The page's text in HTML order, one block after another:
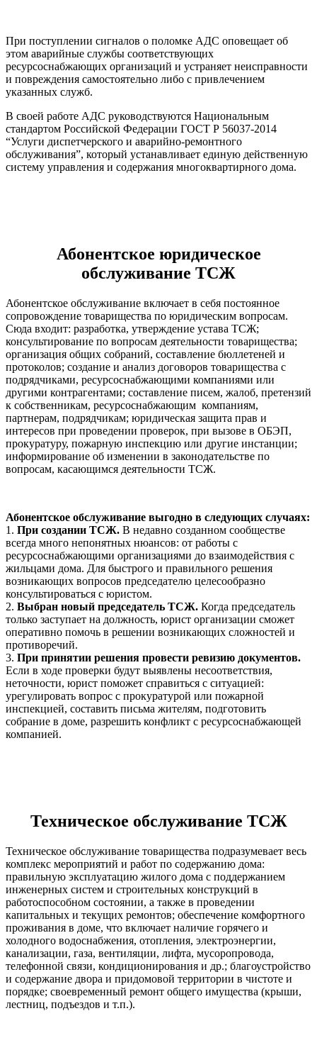
При поступлении сигналов о поломке АДС оповещает об
этом аварийные службы соответствующих
ресурсоснабжающих организаций и устраняет неисправности
и повреждения самостоятельно либо с привлечением
указанных служб.
В своей работе АДС руководствуются Национальным
стандартом Российской Федерации ГОСТ Р 56037-2014
“Услуги диспетчерского и аварийно-ремонтного
обслуживания”, который устанавливает единую действенную
систему управления и содержания многоквартирного дома.
Абонентское юридическое
обслуживание ТСЖ
Абонентское обслуживание включает в себя постоянное
сопровождение товарищества по юридическим вопросам.
Сюда входит: разработка, утверждение устава ТСЖ;
консультирование по вопросам деятельности товарищества;
организация общих собраний, составление бюллетеней и
протоколов; создание и анализ договоров товарищества с
подрядчиками, ресурсоснабжающими компаниями или
другими контрагентами; составление писем, жалоб, претензий
к собственникам, ресурсоснабжающим компаниям,
партнерам, подрядчикам; юридическая защита прав и
интересов при проведении проверок, при вызове в ОБЭП,
прокуратуру, пожарную инспекцию или другие инстанции;
информирование об изменении в законодательстве по
вопросам, касающимся деятельности ТСЖ.
Абонентское обслуживание выгодно в следующих случаях:
1. При создании ТСЖ. В недавно созданном сообществе
всегда много непонятных нюансов: от работы с
ресурсоснабжающими организациями до взаимодействия с
жильцами дома. Для быстрого и правильного решения
возникающих вопросов председателю целесообразно
консультироваться с юристом.
2. Выбран новый председатель ТСЖ. Когда председатель
только заступает на должность, юрист организации сможет
оперативно помочь в решении возникающих сложностей и
противоречий.
3. При принятии решения провести ревизию документов.
Если в ходе проверки будут выявлены несоответствия,
неточности, юрист поможет справиться с ситуацией:
урегулировать вопрос с прокуратурой или пожарной
инспекцией, составить письма жителям, подготовить
собрание в доме, разрешить конфликт с ресурсоснабжающей
компанией.
Техническое обслуживание ТСЖ
Техническое обслуживание товарищества подразумевает весь
комплекс мероприятий и работ по содержанию дома:
правильную эксплуатацию жилого дома с поддержанием
инженерных систем и строительных конструкций в
работоспособном состоянии, а также в проведении
капитальных и текущих ремонтов; обеспечение комфортного
проживания в доме, что включает наличие горячего и
холодного водоснабжения, отопления, электроэнергии,
канализации, газа, вентиляции, лифта, мусоропровода,
телефонной связи, кондиционирования и др.; благоустройство
и содержание двора и придомовой территории в чистоте и
порядке; своевременный ремонт общего имущества (крыши,
лестниц, подъездов и т.п.).